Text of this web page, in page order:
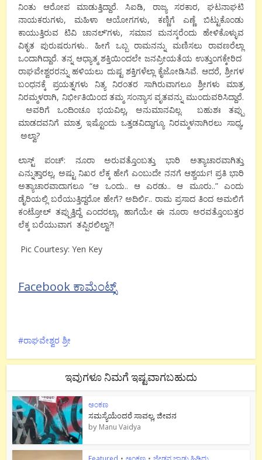
ನಿಂತು ಆರೋಪ ಮಾಡುತ್ತಿದ್ದಾರೆ. ಸಿಐಡಿ, ರಾಜ್ಯ ಸರಕಾರ, ಘಟನಾಘಟಿ
ನಾಯಕರುಗಳು, ಮಹಿಳಾ ಆಯೋಗಗಳು, ಕಣ್ಣಿಗೆ ಎಣ್ಣೆ ಬಿಟ್ಟುಕೊಂಡು
ಕಾಯುತ್ತಿರುವ ಟಿವಿ ಚಾನಲ್’ಗಳು, ಸಮಾನ ಮನಸ್ಕರೆಂದು ಹೇಳಿಕೊಳ್ಳುವ
ವಿಕೃತ ಪುರುಷರುಗಳು.. ಹೀಗೆ ಒಬ್ಬ ರಾಮನನ್ನು ಮಣಿಸಲು ರಾವಣರೆಲ್ಲಾ
ಒಂದಾಗಿದ್ದಾರೆ. ತನ್ನ ಆಧ್ಯಾತ್ಮ ಶಕ್ತಿಯಿಂದಲೇ ಜನಪ್ರೀಯತೆಯ ಉತ್ತುಂಗಕ್ಕೇರಿದ
ರಾಘವೇಶ್ವರರನ್ನು ಹಳಿಯಲು ದುಷ್ಟ ಶಕ್ತಿಗಳೆಲ್ಲಾ ಕೈಜೋಡಿಸಿವೆ. ಆದರೆ, ಶ್ರೀಗಳ
ಬಂಧನಕ್ಕೆ ಪ್ರಯತ್ನಗಳು ನಿತ್ಯ ನಿರಂತರ ಸಾಗಿರುವಾಗಲೂ ಶ್ರೀಗಳು ಮಾತ್ರ
ನಿರಮ್ಮಳರಾಗಿ, ನಿರ್ಭೀತಿಯಿಂದ ತಮ್ಮ ಸಂನ್ಯಾಸ ವೃತವನ್ನು ಮುಂದುವರಿಸಿದ್ದಾರೆ.
ಅವರಿಗೆ ಒಂದಿಂಚೂ ಭಯವಿಲ್ಲ, ಅನುಮಾನವಿಲ್ಲ. ಬಹುಶಃ ತಪ್ಪು
ಮಾಡದವನಿಗೆ ಮಾತ್ರ ಇಷ್ಟೊಂದು ಒತ್ತಡವಿದ್ದಾಗ್ಯೂ ನಿರಮ್ಮಳನಾಗಿರಲು ಸಾಧ್ಯ,
ಅಲ್ವಾ?
ಲಾಸ್ಟ್ ಪಂಚ್: ನೂರಾ ಅರುವತ್ತೊಂಬತ್ತು ಭಾರಿ ಅತ್ಯಾಚಾರವಾಗಿತ್ತು
ಎನ್ನುತ್ತಾರಲ್ಲ, ಅಷ್ಟು ನಿಖರ ಲೆಕ್ಕ ಹೇಗೆ ಎಂಬುದೇ ನನಗೆ ಆಶ್ಚರ್ಯ! ಪ್ರತಿ ಭಾರಿ
ಅತ್ಯಾಚಾರವಾದಾಗಲೂ “ಆ ಒಂದು.. ಆ ಎರಡು.. ಆ ಮೂರು..” ಎಂದು
ಡೈರಿಯಲ್ಲಿ ಬರೆಯುತ್ತಿದ್ದರೋ ಹೇಗೆ? ಅದಿರ್ಲಿ.. ರಾಮ ಪ್ರಸಾದ ತಿಂದ ಅಮಲಿಗೆ
ಕಂಟ್ರೋಲ್ ತಪ್ಪುತ್ತಿದ್ದೆ ಎಂದರಲ್ಲಾ, ಹಾಗೆಯೇ ಈ ನೂರಾ ಅರವತ್ತೊಂಬತ್ತರ
ಲೆಕ್ಕ ಬರೆಯುವಾಗ ತಪ್ಪಿರಲಿಲ್ವಾ?!
Pic Courtesy: Yen Key
Facebook ಕಾಮೆಂಟ್ಸ್
ರಾಘವೇಶ್ವರ ಶ್ರೀ
ಇವುಗಳೂ ನಿಮಗೆ ಇಷ್ಟವಾಗಬಹುದು
ಅಂಕಣ
ಸಮಸ್ಯೆಯೆಂದರೆ ಸಾವಲ್ಲ, ಜೀವನ
by Manu Vaidya